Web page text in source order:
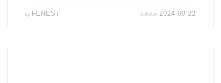
by FENEST 公開済み2024-09-22